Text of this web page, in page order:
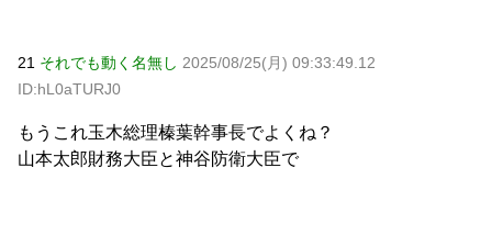
21 それでも動く名無し 2025/08/25(月) 09:33:49.12
ID:hL0aTURJ0
もうこれ玉木総理榛葉幹事長でよくね？
山本太郎財務大臣と神谷防衛大臣で